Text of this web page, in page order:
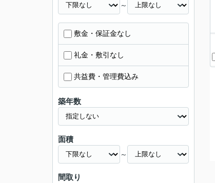
～
敷金・保証金なし
礼金・敷引なし
共益費・管理費込み
築年数
面積
～
間取り